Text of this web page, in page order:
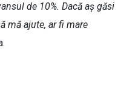
de 10%. Dacă aș găsi
mă ajute, ar fi mare